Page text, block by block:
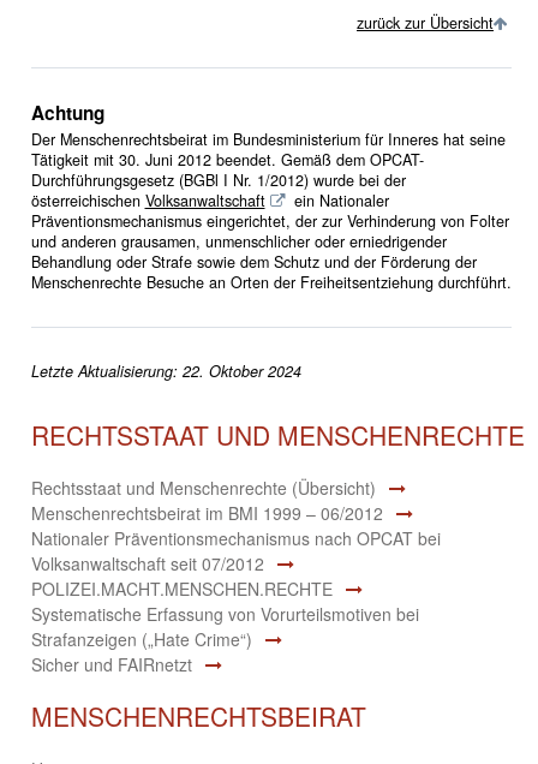
zurück zur Übersicht
Achtung
Der Menschenrechtsbeirat im Bundesministerium für Inneres hat seine
Tätigkeit mit 30. Juni 2012 beendet. Gemäß dem OPCAT-
Durchführungsgesetz (BGBl I Nr. 1/2012) wurde bei der
österreichischen Volksanwaltschaft
ein Nationaler
Präventionsmechanismus eingerichtet, der zur Verhinderung von Folter
und anderen grausamen, unmenschlicher oder erniedrigender
Behandlung oder Strafe sowie dem Schutz und der Förderung der
Menschenrechte Besuche an Orten der Freiheitsentziehung durchführt.
Letzte Aktualisierung: 22. Oktober 2024
RECHTSSTAAT UND MENSCHENRECHTE
Rechtsstaat und Menschenrechte (Übersicht)
Menschenrechtsbeirat im BMI 1999 – 06/2012
Nationaler Präventionsmechanismus nach OPCAT bei
Volksanwaltschaft seit 07/2012
POLIZEI.MACHT.MENSCHEN.RECHTE
Systematische Erfassung von Vorurteilsmotiven bei
Strafanzeigen („Hate Crime“)
Sicher und FAIRnetzt
MENSCHENRECHTSBEIRAT